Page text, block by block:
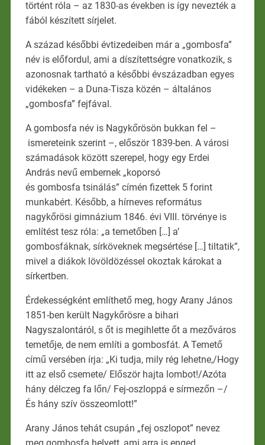
történt róla – az 1830-as években is így nevezték a
fából készített sírjelet.
A század későbbi évtizedeiben már a „gombosfa”
név is előfordul, ami a díszítettségre vonatkozik, s
azonosnak tartható a későbbi évszázadban egyes
vidékeken – a Duna-Tisza közén – általános
„gombosfa” fejfával.
A gombosfa név is Nagykőrösön bukkan fel –
ismereteink szerint –, először 1839-ben. A városi
számadások között szerepel, hogy egy Erdei
András nevű embernek „koporsó
és gombosfa tsinálás” címén fizettek 5 forint
munkabért. Később, a hírneves református
nagykőrösi gimnázium 1846. évi VIII. törvénye is
említést tesz róla: „a temetőben […] a’
gombosfáknak, sírköveknek megsértése […] tiltatik”,
mivel a diákok lövöldözéssel okoztak károkat a
sírkertben.
Érdekességként említhető meg, hogy Arany János
1851-ben került Nagykőrösre a bihari
Nagyszalontáról, s őt is megihlette őt a mezőváros
temetője, de nem említi a gombosfát. A Temető
című versében írja: „Ki tudja, mily rég lehetne,/Hogy
itt az első csemete/ Először hajta lombot!/Azóta
hány délczeg fa lőn/ Fej-oszloppá e sírmezőn –/
És hány szív összeomlott!”
Arany János tehát csupán „fej oszlopot” nevez